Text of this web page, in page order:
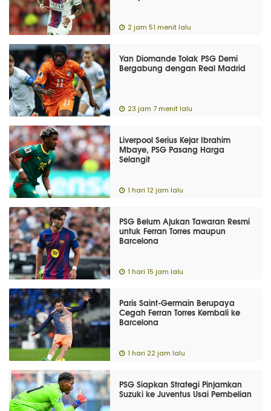
2 jam 51 menit lalu
Yan Diomande Tolak PSG Demi
Bergabung dengan Real Madrid
23 jam 7 menit lalu
Liverpool Serius Kejar Ibrahim
Mbaye, PSG Pasang Harga
Selangit
1 hari 12 jam lalu
PSG Belum Ajukan Tawaran Resmi
untuk Ferran Torres maupun
Barcelona
1 hari 15 jam lalu
Paris Saint-Germain Berupaya
Cegah Ferran Torres Kembali ke
Barcelona
1 hari 22 jam lalu
PSG Siapkan Strategi Pinjamkan
Suzuki ke Juventus Usai Pembelian